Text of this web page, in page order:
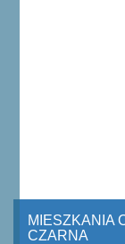
MIESZKANIA
CZARNA